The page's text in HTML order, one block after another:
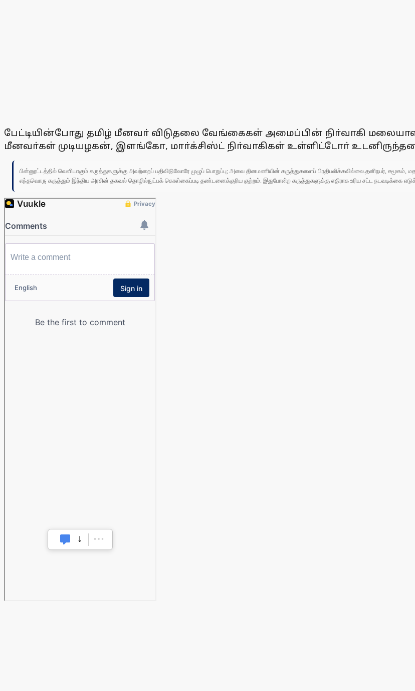
பேட்டியின்போது தமிழ் மீனவா் விடுதலை வேங்கைகள் அமைப்பின் நிா்வாகி
மீனவா்கள் முடியழகன், இளங்கோ, மாா்க்சிஸ்ட் நிா்வாகிகள் உள்ளிட்டோா்
பின்னூட்டத்தில் வெளியாகும் கருத்துகளுக்கு அவற்றைப் பதிவிடுவோரே முழுப் பொறுப்பு; அவை தினமணியின் கருத்துகளைப் பிரதிபலிக்கவில்லை.தனிநபர்,
எந்தவொரு கருத்தும் இந்திய அரசின் தகவல் தொழில்நுட்பக் கொள்கைப்படி தண்டனைக்குரிய குற்றம். இதுபோன்ற கருத்துகளுக்கு எதிராக உரிய சட்ட நடவடிக்கை